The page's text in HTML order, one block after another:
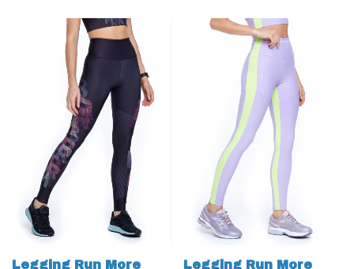
Legging Run More Legging Run More